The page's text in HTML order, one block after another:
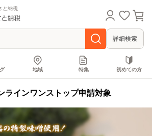
と納税
詳細検索
地域 特集 初めての方
ラインワンストップ申請対象